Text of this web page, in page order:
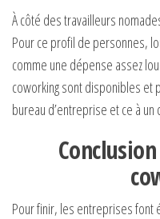
À côté des travailleurs
Pour ce profil de personnes,
comme une dépense assez
coworking sont disponibles et
bureau d’entreprise et ce à
Pour finir, les entreprises font